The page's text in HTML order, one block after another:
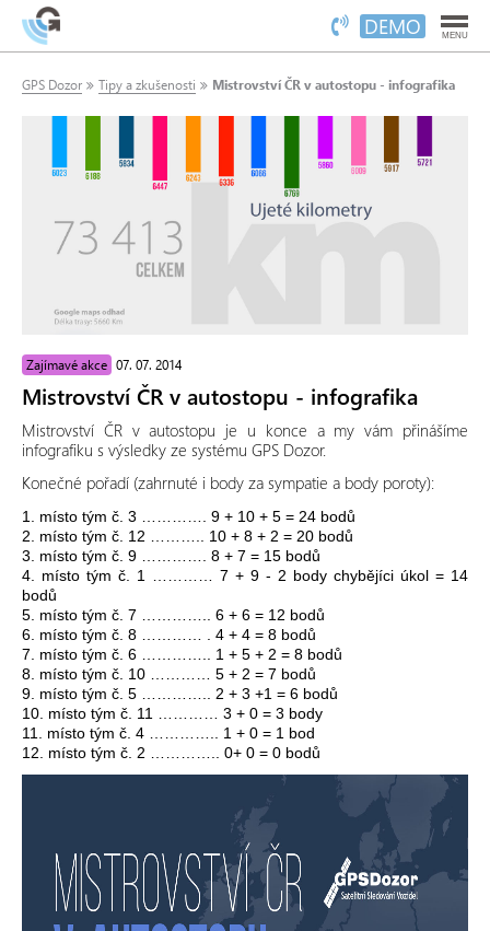
DEMO MENU
GPS Dozor Tipy a zkušenosti Mistrovství ČR v autostopu - infografika
Zajímavé akce 07. 07. 2014
Mistrovství ČR v autostopu - infografika
Mistrovství ČR v autostopu je u konce a my vám přinášíme
infografiku s výsledky ze systému GPS Dozor.
Konečné pořadí (zahrnuté i body za sympatie a body poroty):
1. místo tým č. 3 …………. 9 + 10 + 5 = 24 bodů
2. místo tým č. 12 ……….. 10 + 8 + 2 = 20 bodů
3. místo tým č. 9 …………. 8 + 7 = 15 bodů
4. místo tým č. 1 ………… 7 + 9 - 2 body chybějíci úkol = 14
bodů
5. místo tým č. 7 ………….. 6 + 6 = 12 bodů
6. místo tým č. 8 ………… . 4 + 4 = 8 bodů
7. místo tým č. 6 ………….. 1 + 5 + 2 = 8 bodů
8. místo tým č. 10 ………… 5 + 2 = 7 bodů
9. místo tým č. 5 ………….. 2 + 3 +1 = 6 bodů
10. místo tým č. 11 ………… 3 + 0 = 3 body
11. místo tým č. 4 ………….. 1 + 0 = 1 bod
12. místo tým č. 2 ………….. 0+ 0 = 0 bodů